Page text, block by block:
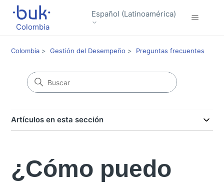
Colombia
Español (Latinoamérica)
Colombia Gestión del Desempeño Preguntas frecuentes
Artículos en esta sección
¿Cómo puedo